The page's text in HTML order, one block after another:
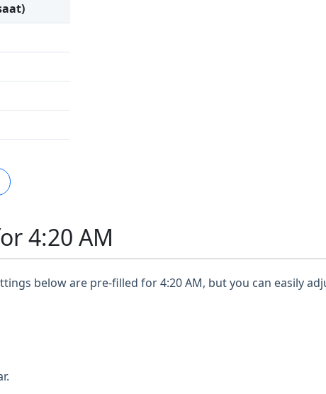
4:20 AM
below are pre-filled for 4:20 AM, but you can easily